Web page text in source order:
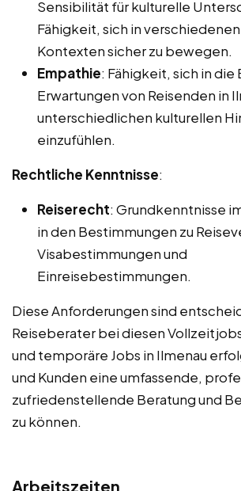
Sensibilität für kulturelle
Fähigkeit, sich in
Kontexten sicher zu bewegen.
Empathie: Fähigkeit, sich in die
Erwartungen von Reisenden in
unterschiedlichen kulturellen
einzufühlen.
Rechtliche Kenntnisse:
Reiserecht: Grundkenntnisse
in den Bestimmungen zu
Visabestimmungen und
Einreisebestimmungen.
Diese Anforderungen sind
Reiseberater bei diesen
und temporäre Jobs in Ilmenau
und Kunden eine umfassende,
zufriedenstellende Beratung und
zu können.
Arbeitszeiten